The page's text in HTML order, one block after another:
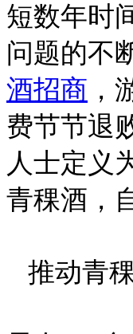
短数年时
问题的不
酒招商 ，
费节节退
人士定义
青稞酒，
推动青